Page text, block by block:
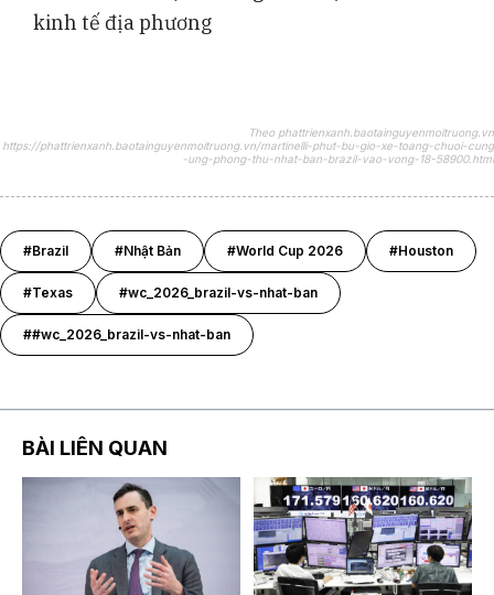
kinh tế địa phương
Theo phattrienxanh.baotainguyenmoitruong.vn
https://phattrienxanh.baotainguyenmoitruong.vn/martinelli-phut-bu-gio-xe-toang-chuoi-cung
-ung-phong-thu-nhat-ban-brazil-vao-vong-18-58900.html
#Brazil #Nhật Bản #World Cup 2026 #Houston
#Texas #wc_2026_brazil-vs-nhat-ban
##wc_2026_brazil-vs-nhat-ban
BÀI LIÊN QUAN